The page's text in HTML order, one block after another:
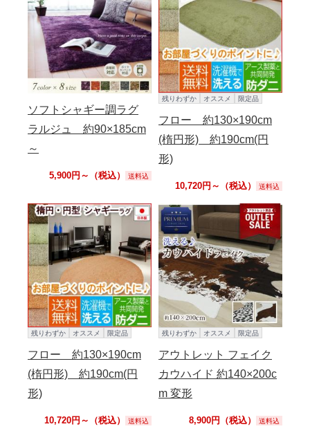
ソフトシャギー調ラグ
ラルジュ 約90×185cm
～
5,900円～（税込） 送料込
残りわずか オススメ 限定品
フロー 約130×190cm
(楕円形) 約190cm(円
形)
10,720円～（税込） 送料込
残りわずか オススメ 限定品
フロー 約130×190cm
(楕円形) 約190cm(円
形)
10,720円～（税込） 送料込
残りわずか オススメ 限定品
アウトレット フェイク
カウハイド 約140×200c
m 変形
8,900円（税込） 送料込